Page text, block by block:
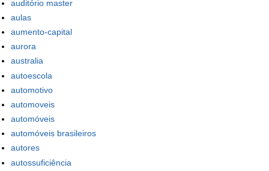
auditório master
aulas
aumento-capital
aurora
australia
autoescola
automotivo
automoveis
automóveis
automóveis brasileiros
autores
autossuficiência